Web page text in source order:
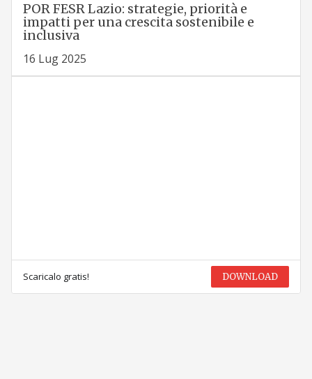
POR FESR Lazio: strategie, priorità e
impatti per una crescita sostenibile e
inclusiva
16 Lug 2025
Scaricalo gratis! DOWNLOAD